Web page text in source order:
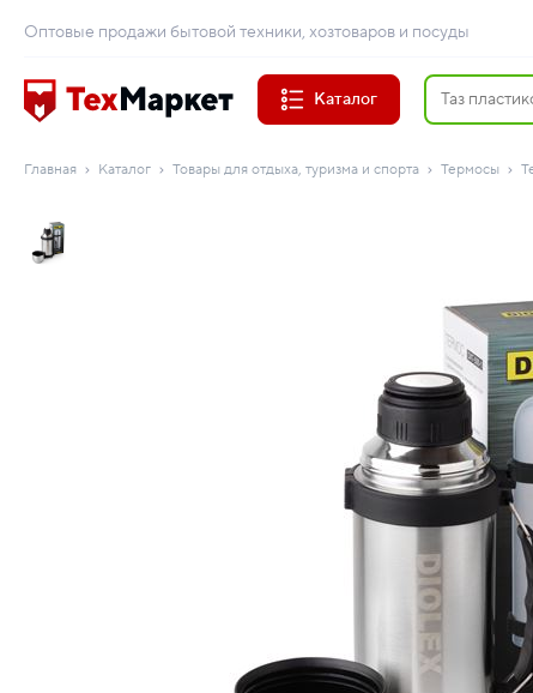
Оптовые продажи бытовой техники, хозтоваров и посуды
Каталог
Главная Каталог Товары для отдыха, туризма и спорта Термосы